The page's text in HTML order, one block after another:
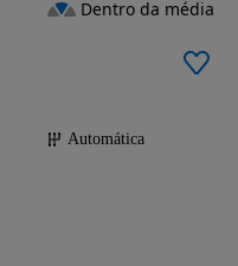
Automática
Dentro da média